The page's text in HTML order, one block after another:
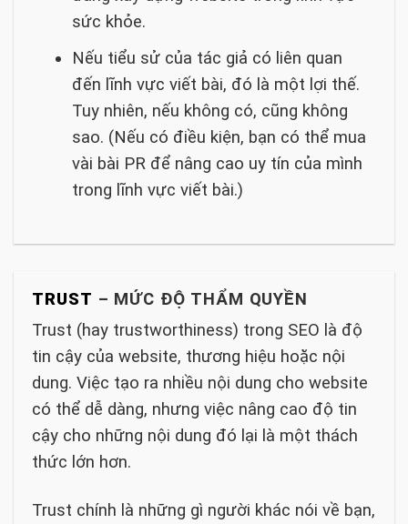
sức khỏe.
Nếu tiểu sử của tác giả có liên quan
đến lĩnh vực viết bài, đó là một lợi thế.
Tuy nhiên, nếu không có, cũng không
sao. (Nếu có điều kiện, bạn có thể mua
vài bài PR để nâng cao uy tín của mình
trong lĩnh vực viết bài.)
TRUST – MỨC ĐỘ THẨM QUYỀN
Trust (hay trustworthiness) trong SEO là độ
tin cậy của website, thương hiệu hoặc nội
dung. Việc tạo ra nhiều nội dung cho website
có thể dễ dàng, nhưng việc nâng cao độ tin
cậy cho những nội dung đó lại là một thách
thức lớn hơn.
Trust chính là những gì người khác nói về bạn,